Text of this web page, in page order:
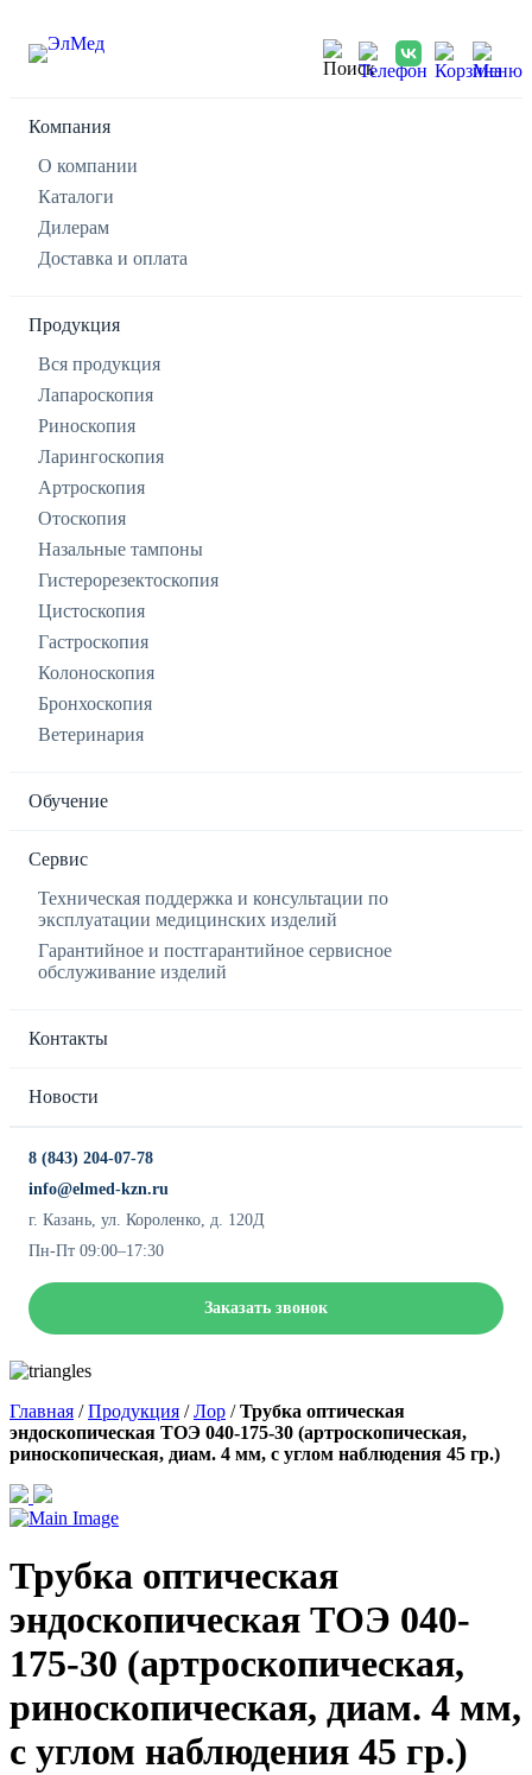
Компания
О компании
Каталоги
Дилерам
Доставка и оплата
Продукция
Вся продукция
Лапароскопия
Риноскопия
Ларингоскопия
Артроскопия
Отоскопия
Назальные тампоны
Гистерорезектоскопия
Цистоскопия
Гастроскопия
Колоноскопия
Бронхоскопия
Ветеринария
Обучение
Сервис
Техническая поддержка и консультации по
эксплуатации медицинских изделий
Гарантийное и постгарантийное сервисное
обслуживание изделий
Контакты
Новости
8 (843) 204-07-78
info@elmed-kzn.ru
г. Казань, ул. Короленко, д. 120Д
Пн-Пт 09:00–17:30
Заказать звонок
Главная /Продукция /Лор /Трубка оптическая
эндоскопическая ТОЭ 040-175-30 (артроскопическая,
риноскопическая, диам. 4 мм, с углом наблюдения 45 гр.)
Трубка оптическая
эндоскопическая ТОЭ 040-
175-30 (артроскопическая,
риноскопическая, диам. 4 мм,
с углом наблюдения 45 гр.)